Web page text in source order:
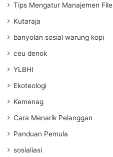
Tips Mengatur Manajemen File
Kutaraja
banyolan sosial warung kopi
ceu denok
YLBHI
Ekoteologi
Kemenag
Cara Menarik Pelanggan
Panduan Pemula
sosialiasi